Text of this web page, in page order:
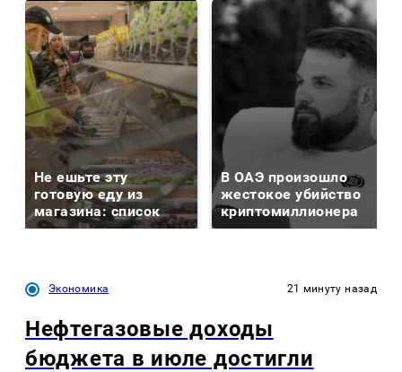
Не ешьте эту
готовую еду из
магазина: список
В ОАЭ произошло
жестокое убийство
криптомиллионера
Экономика 21 минуту назад
Нефтегазовые доходы
бюджета в июле достигли